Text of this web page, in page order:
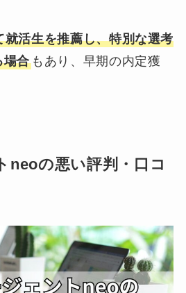
就活生を推薦し、特別な選考
場合 もあり、早期の内定獲
neoの悪い評判・口コ